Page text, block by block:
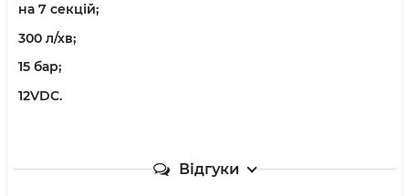
на 7 секцій;
300 л/хв;
15 бар;
12VDC.
Відгуки